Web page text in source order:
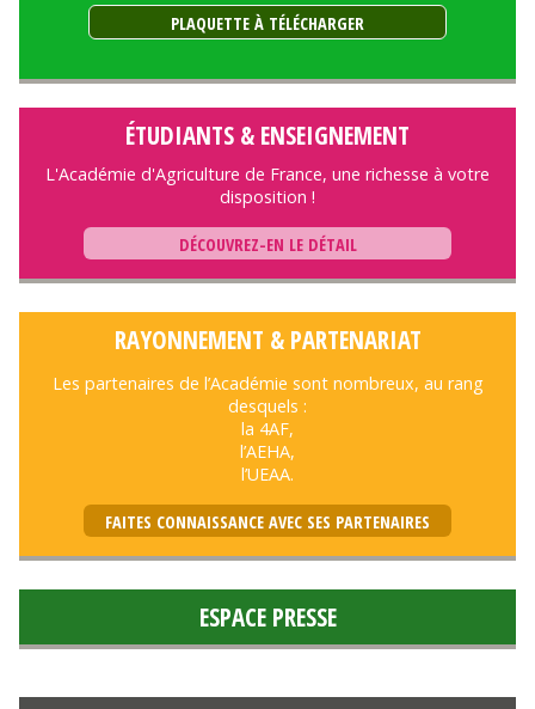
PLAQUETTE À TÉLÉCHARGER
ÉTUDIANTS & ENSEIGNEMENT
L'Académie d'Agriculture de France, une richesse à votre
disposition !
DÉCOUVREZ-EN LE DÉTAIL
RAYONNEMENT & PARTENARIAT
Les partenaires de l’Académie sont nombreux, au rang
desquels :
la 4AF,
l’AEHA,
l’UEAA.
FAITES CONNAISSANCE AVEC SES PARTENAIRES
ESPACE PRESSE